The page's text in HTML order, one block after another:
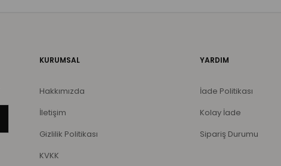
KURUMSAL
Hakkımızda
İletişim
Gizlilik Politikası
KVKK
YARDIM
İade Politikası
Kolay İade
Sipariş Durumu